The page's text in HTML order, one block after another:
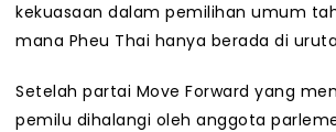
kekuasaan dalam pemilihan umum
mana Pheu Thai hanya berada di
Setelah partai Move Forward yang
pemilu dihalangi oleh anggota